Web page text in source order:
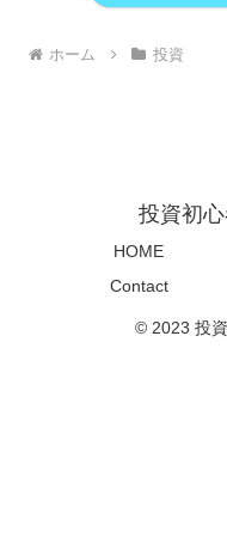
ホーム 投資
投資初
HOME
Contact
© 2023 投